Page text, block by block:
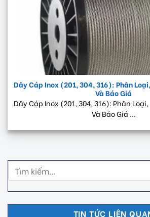
Dây Cáp Inox (201, 304, 316): Phân
Và Báo Giá
Dây Cáp Inox (201, 304, 316): Phân
Và Báo Giá ...
TIN TỨC LIÊN